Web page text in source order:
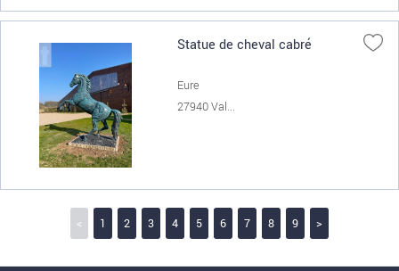
Statue de cheval cabré
Eure
27940 Val...
< 1 2 3 4 5 6 7 8 9 >